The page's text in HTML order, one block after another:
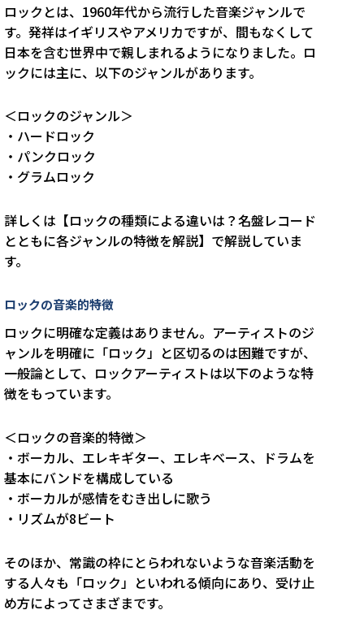
ロックとは、1960年代から流行した音楽ジャンルで
す。発祥はイギリスやアメリカですが、間もなくして
日本を含む世界中で親しまれるようになりました。ロ
ックには主に、以下のジャンルがあります。
＜ロックのジャンル＞
・ハードロック
・パンクロック
・グラムロック
詳しくは【ロックの種類による違いは？名盤レコード
とともに各ジャンルの特徴を解説】で解説していま
す。
ロックの音楽的特徴
ロックに明確な定義はありません。アーティストのジ
ャンルを明確に「ロック」と区切るのは困難ですが、
一般論として、ロックアーティストは以下のような特
徴をもっています。
＜ロックの音楽的特徴＞
・ボーカル、エレキギター、エレキベース、ドラムを
基本にバンドを構成している
・ボーカルが感情をむき出しに歌う
・リズムが8ビート
そのほか、常識の枠にとらわれないような音楽活動を
する人々も「ロック」といわれる傾向にあり、受け止
め方によってさまざまです。